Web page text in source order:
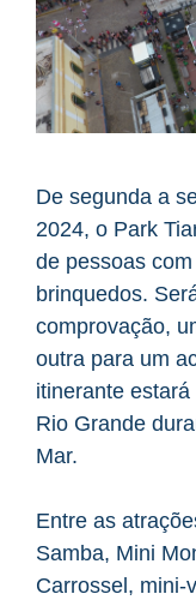
De segunda a
2024, o Park
de pessoas
brinquedos.
comprovação,
outra para um
itinerante
Rio Grande
Mar.
Entre as
Samba, Mini
Carrossel, mini-